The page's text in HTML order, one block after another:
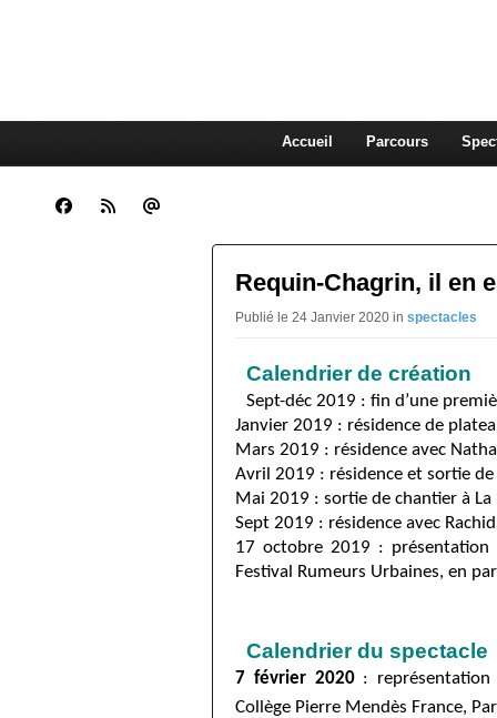
Accueil Parcours
Requin-Chagrin, il en
Publié le 24 Janvier 2020 in spectacles
Calendrier de création
Sept-déc 2019 : fin d’une
Janvier 2019 : résidence de
Mars 2019 : résidence avec
Avril 2019 : résidence et sortie
Mai 2019 : sortie de chantier à La
Sept 2019 : résidence avec
17 octobre 2019 :
Festival Rumeurs Urbaines, en
Calendrier du spectacle
7 février 2020: représentation
Collège Pierre Mendès France,